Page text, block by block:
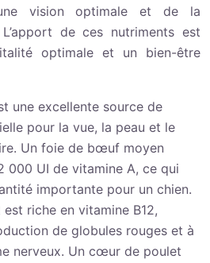
vision optimale et de la
de ces nutriments est
optimale et un bien-être
une excellente source de
pour la vue, la peau et le
Un foie de bœuf moyen
000 UI de vitamine A, ce qui
importante pour un chien.
riche en vitamine B12,
de globules rouges et à
nerveux. Un cœur de poulet